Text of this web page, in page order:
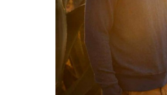
2013
Look Book Homme